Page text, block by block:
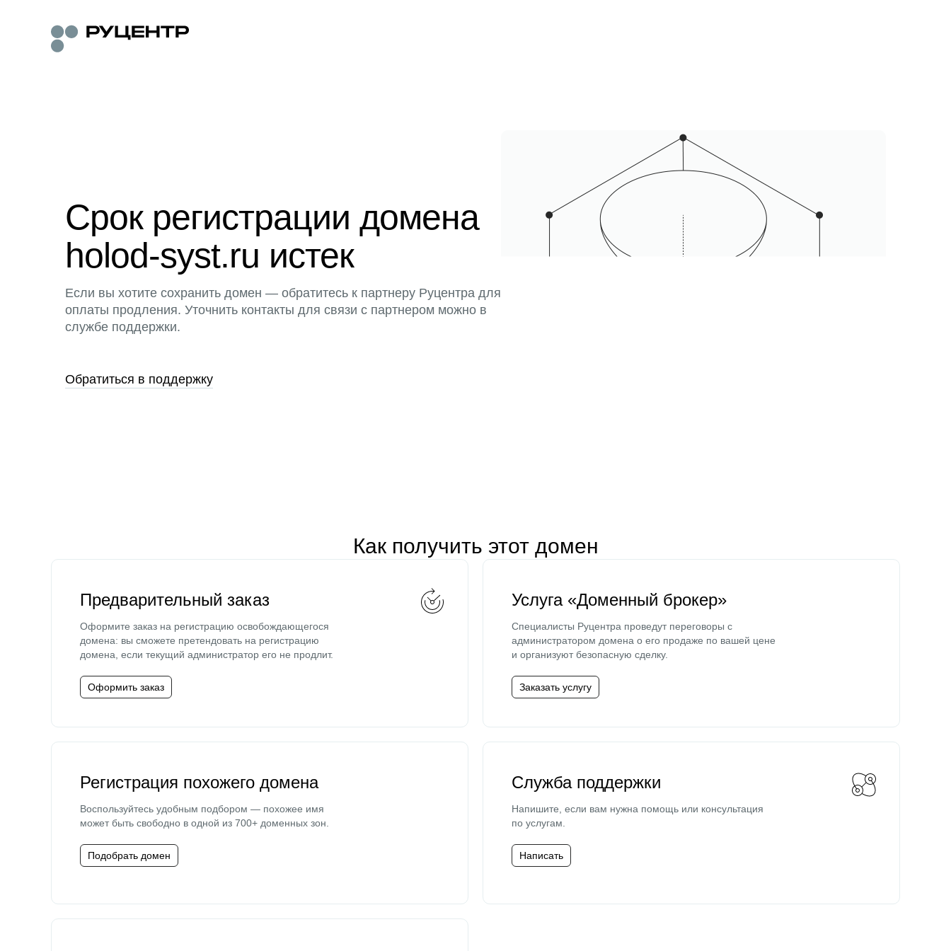
Срок регистрации домена
holod-syst.ru истек
Если вы хотите сохранить домен — обратитесь к партнеру Руцентра для
оплаты продления. Уточнить контакты для связи с партнером можно в
службе поддержки.
Обратиться в поддержку
Как получить этот домен
Предварительный заказ
Оформите заказ на регистрацию освобождающегося
домена: вы сможете претендовать на регистрацию
домена, если текущий администратор его не продлит.
Оформить заказ
Услуга «Доменный брокер»
Специалисты Руцентра проведут переговоры с
администратором домена о его продаже по вашей цене
и организуют безопасную сделку.
Заказать услугу
Регистрация похожего домена
Воспользуйтесь удобным подбором — похожее имя
может быть свободно в одной из 700+ доменных зон.
Подобрать домен
Служба поддержки
Напишите, если вам нужна помощь или консультация
по услугам.
Написать